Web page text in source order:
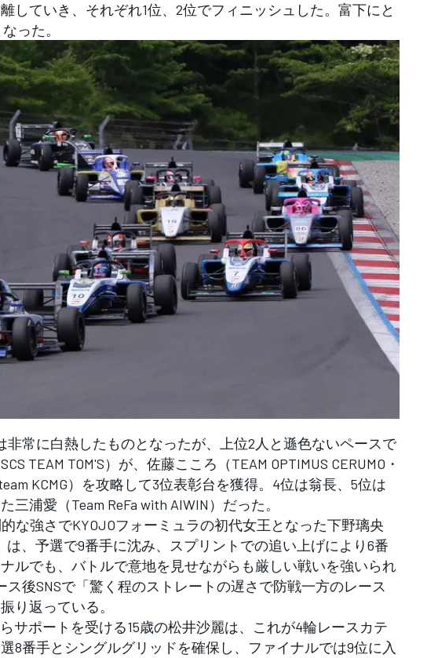
していき、それぞれ1位、2位でフィニッシュした。富下にと
った。
常に白熱したものとなったが、上位2人と遜色ないペースで
TEAM TOM'S）が、佐藤こころ（TEAM OPTIMUS CERUMO・
KCMG）を攻略して3位表彰台を獲得。4位は翁長、5位は
三浦愛（Team ReFa with AIWIN）だった。
な強さでKYOJOフォーミュラの初代女王となった下野璃央
は、予選で9番手に沈み、スプリントでの追い上げにより6番
ルでも、バトルで意地を見せながらも厳しい戦いを強いられ
後SNSで「驚く程のストレートの遅さで防戦一方のレース
り返っている。
サポートを受ける15歳の松井沙麗は、これが4輪レースカテ
8番手とシングルグリッドを確保し、ファイナルでは9位に入